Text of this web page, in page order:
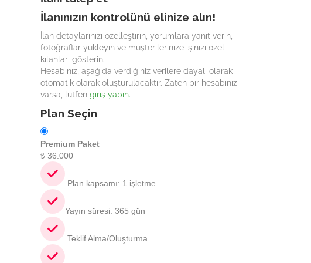
İlanınızın kontrolünü elinize alın!
İlan detaylarınızı özelleştirin, yorumlara yanıt verin,
fotoğraflar yükleyin ve müşterilerinize işinizi özel
kılanları gösterin.
Hesabınız, aşağıda verdiğiniz verilere dayalı olarak
otomatik olarak oluşturulacaktır. Zaten bir hesabınız
varsa, lütfen giriş yapın.
Plan Seçin
Premium Paket
₺ 36.000
Plan kapsamı: 1 işletme
Yayın süresi: 365 gün
Teklif Alma/Oluşturma